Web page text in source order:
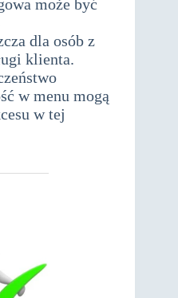
może być
dla osób z
klienta.
w menu mogą
w tej